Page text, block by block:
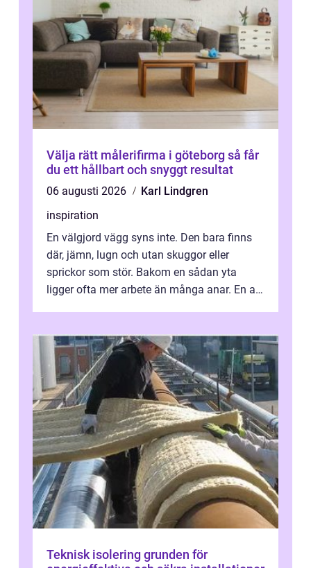
Välja rätt målerifirma i göteborg så får
du ett hållbart och snyggt resultat
06 augusti 2026
Karl Lindgren
inspiration
En välgjord vägg syns inte. Den bara finns
där, jämn, lugn och utan skuggor eller
sprickor som stör. Bakom en sådan yta
ligger ofta mer arbete än många anar. En av
Teknisk isolering grunden för